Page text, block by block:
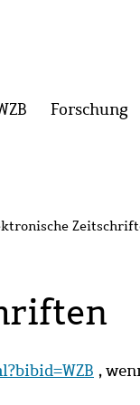
Menü
Forschung
,